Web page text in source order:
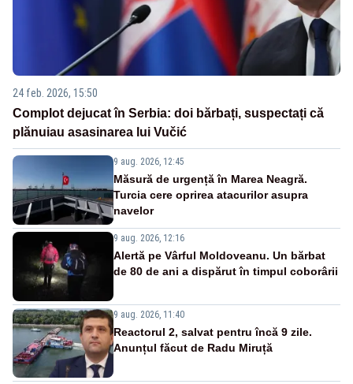
24 feb. 2026, 15:50
Complot dejucat în Serbia: doi bărbați, suspectați că
plănuiau asasinarea lui Vučić
9 aug. 2026, 12:45
Măsură de urgență în Marea Neagră.
Turcia cere oprirea atacurilor asupra
navelor
9 aug. 2026, 12:16
Alertă pe Vârful Moldoveanu. Un bărbat
de 80 de ani a dispărut în timpul coborârii
9 aug. 2026, 11:40
Reactorul 2, salvat pentru încă 9 zile.
Anunțul făcut de Radu Miruță